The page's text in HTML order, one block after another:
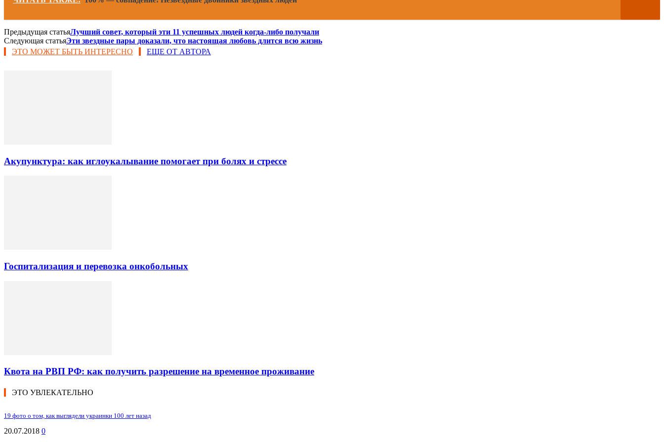
Предыдущая статьяЛучший совет, который эти 11 успешных людей когда-либо получали
Следующая статьяЭти звездные пары доказали, что настоящая любовь длится всю жизнь
ЭТО МОЖЕТ БЫТЬ ИНТЕРЕСНО
ЕЩЕ ОТ АВТОРА
Акупунктура: как иглоукалывание помогает при болях и стрессе
Госпитализация и перевозка онкобольных
Квота на РВП РФ: как получить разрешение на временное проживание
ЭТО УВЛЕКАТЕЛЬНО
19 фото о том, как выглядели украинки 100 лет назад
20.07.2018 0